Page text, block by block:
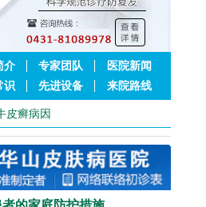
介 专家团队
医院新闻
识 先进设备 来院路线
皮癣病因